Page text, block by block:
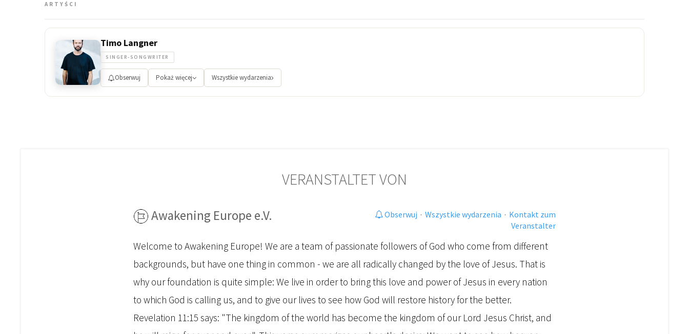
ARTYŚCI
Timo Langner
SINGER-SONGWRITER
Obserwuj Pokaż więcej Wszystkie wydarzenia
VERANSTALTET VON
Awakening Europe e.V. Obserwuj · Wszystkie wydarzenia · Kontakt zum
Veranstalter
Welcome to Awakening Europe! We are a team of passionate followers of God who come from different
backgrounds, but have one thing in common - we are all radically changed by the love of Jesus. That is
why our foundation is quite simple: We live in order to bring this love and power of Jesus in every nation
to which God is calling us, and to give our lives to see how God will restore history for the better.
Revelation 11:15 says: "The kingdom of the world has become the kingdom of our Lord Jesus Christ, and